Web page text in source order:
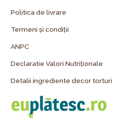
Politica de livrare
Termeni și condiții
ANPC
Declaratie Valori Nutriționale
Detalii ingrediente decor torturi